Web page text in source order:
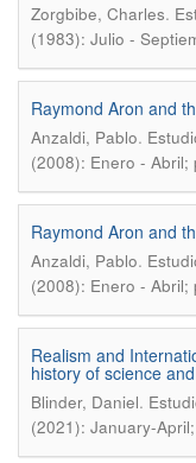
Zorgbibe, Charles.
(1983): Julio -
Raymond Aron and
Anzaldi, Pablo.
(2008): Enero - Abril;
Raymond Aron and
Anzaldi, Pablo.
(2008): Enero - Abril;
Realism and
history of science
Blinder, Daniel.
(2021): January-